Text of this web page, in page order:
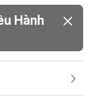
Hành